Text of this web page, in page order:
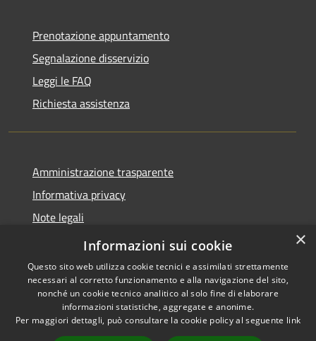
Prenotazione appuntamento
Segnalazione disservizio
Leggi le FAQ
Richiesta assistenza
Amministrazione trasparente
Informativa privacy
Note legali
dichiarazione di accessibilità
Accessibilità
Copyright © 2026 • Comune di
Caselle Torinese • Powered by
×
Informazioni sui cookie
Questo sito web utilizza cookie tecnici e assimilati strettamente
necessari al corretto funzionamento e alla navigazione del sito,
nonché un cookie tecnico analitico al solo fine di elaborare
informazioni statistiche, aggregate e anonime.
Per maggiori dettagli, può consultare la cookie policy al seguente link